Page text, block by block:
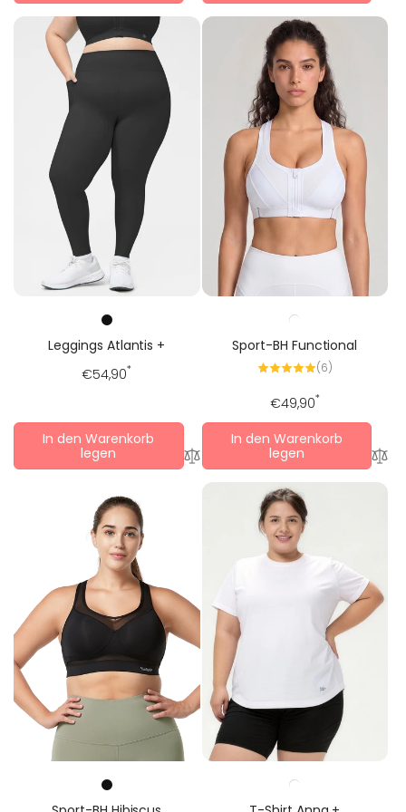
Leggings Atlantis +
Regulärer
€54,90*
In den Warenkorb
legen
Sport-BH Functional
(6)6
Regulärer
Preis
€49,90*
In den Warenkorb
legen